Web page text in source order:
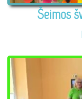
Šeimos